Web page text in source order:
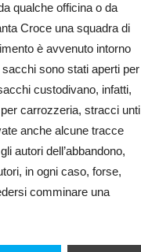
qualche officina o da
Croce una squadra di
è avvenuto intorno
sono stati aperti per
custodivano, infatti,
carrozzeria, stracci unti
anche alcune tracce
autori dell’abbandono,
in ogni caso, forse,
comminare una